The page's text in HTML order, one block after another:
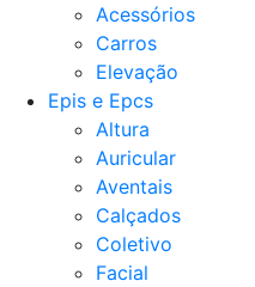
Acessórios
Carros
Elevação
Epis e Epcs
Altura
Auricular
Aventais
Calçados
Coletivo
Facial